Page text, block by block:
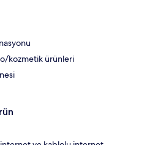
kozmetik ürünleri